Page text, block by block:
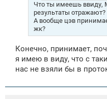
Что ты имеешь ввиду,
результаты отражают?
А вообще цэв
жк?
Конечно, принимает,
я имею в виду, что с
нас не взяли бы в